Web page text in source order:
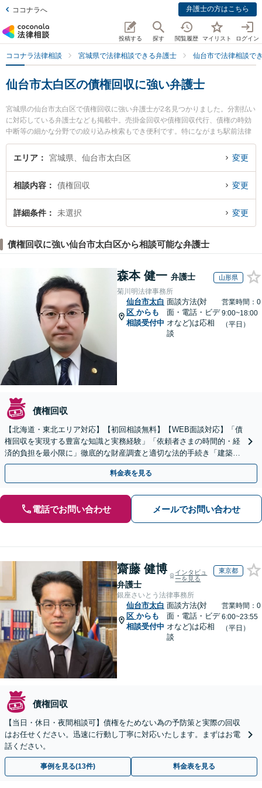
ココナラへ 弁護士の方はこちら
投稿する 探す 閲覧履歴 マイリスト ログイン
ココナラ法律相談 宮城県で法律相談できる弁護士 仙台市で法律相談で
仙台市太白区の債権回収に強い弁護士
宮城県の仙台市太白区で債権回収に強い弁護士が2名見つかりました。分割払い
に対応している弁護士なども掲載中。売掛金回収や債権回収代行、債権の時効
中断等の細かな分野での絞り込み検索もでき便利です。特にながまち駅前法律
事務所の高橋 崇弁護士や仙台長町法律事務所の飛澤 聡美弁護士のプロフィール
情報や弁護士費用、強みなどが注目されています。『仙台市太白区で土日や夜
権回収を法律相談できる仙台市太白区内の弁護士に相談予約したい』などでお
困りの相談者さんにおすすめです。
エリア 宮城県、仙台市太白区 変更
相談内容 債権回収 変更
詳細条件 未選択 変更
債権回収に強い仙台市太白区から相談可能な弁護士
森本 健一 弁護士 山形県
菊川明法律事務所
仙台市太白
区 からも
相談受付中
面談方法(対
面・電話・ビデ
オなど)は応相
談
営業時間：0
9:00~18:00
（平日）
債権回収
【北海道・東北エリア対応】【初回相談無料】【WEB面談対応】「債
権回収を実現する豊富な知識と実務経験」「依頼者さまの時間的・経
済的負担を最小限に」徹底的な財産調査と適切な法的手続き「建築会
社、食品会社、不動産オーナー」【休日・夜間相談可】
料金表を見る
電話でお問い合わせ メールでお問い合わせ
齋藤 健博
弁護士
インタビュ
ーを見る
東京都
銀座さいとう法律事務所
仙台市太白
区 からも
相談受付中
面談方法(対
面・電話・ビデ
オなど)は応相
談
営業時間：0
6:00~23:55
（平日）
債権回収
【当日・休日・夜間相談可】債権をためない為の予防策と実際の回収
はお任せください。迅速に行動し丁寧に対応いたします。まずはお電
話ください。
事例を見る(13件) 料金表を見る